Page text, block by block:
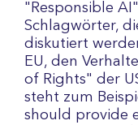
"Responsible
Schlagwörter,
diskutiert
EU, den
of Rights" der
steht zum
should provide